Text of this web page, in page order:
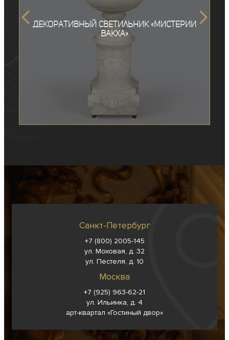
Декоративный светильник «Мистерии
Вакха»
Санкт-Петербург
+7 (800) 2005-145
ул. Моховая, д. 32
ул. Пестеля, д. 10
Москва
+7 (925) 963-62-21
ул. Ильинка, д. 4
арт-квартал «Гостиный двор»